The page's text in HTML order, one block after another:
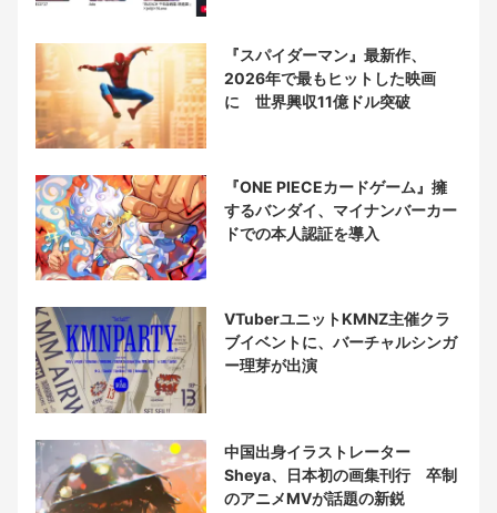
『スパイダーマン』最新作、
2026年で最もヒットした映画
に 世界興収11億ドル突破
『ONE PIECEカードゲーム』擁
するバンダイ、マイナンバーカー
ドでの本人認証を導入
VTuberユニットKMNZ主催クラ
ブイベントに、バーチャルシンガ
ー理芽が出演
中国出身イラストレーター
Sheya、日本初の画集刊行 卒制
のアニメMVが話題の新鋭